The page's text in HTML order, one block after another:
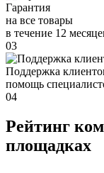
Гарантия
на все товары
в течение 12
03
Поддержка
помощь
04
Рейтинг
площадках